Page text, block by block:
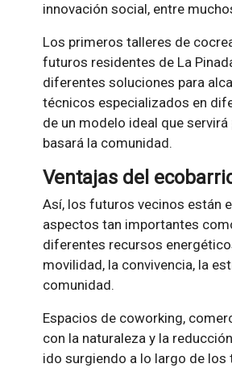
innovación social, entre
Los primeros talleres de
futuros residentes de La
diferentes soluciones para
técnicos especializados en
de un modelo ideal que
basará la comunidad.
Ventajas del
Así, los futuros vecinos están
aspectos tan importantes
diferentes recursos
movilidad, la convivencia, la
comunidad.
Espacios de coworking,
con la naturaleza y la
ido surgiendo a lo largo de los